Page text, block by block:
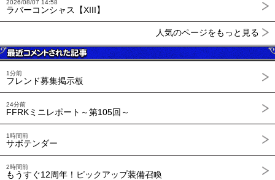
2026/08/07 14:58
ラバーコンシャス【XIII】
人気のページをもっと見る
1分前
フレンド募集掲示板
24分前
FFRKミニレポート～第105回～
1時間前
サボテンダー
2時間前
もうすぐ12周年！ピックアップ装備召喚